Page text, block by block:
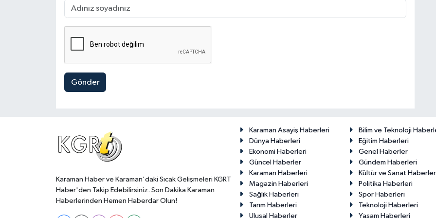
Gönder
Karaman Haber ve Karaman'daki Sıcak Gelişmeleri KGRT
Haber'den Takip Edebilirsiniz. Son Dakika Karaman
Haberlerinden Hemen Haberdar Olun!
Karaman Asayiş Haberleri
Bilim ve Teknoloji
Dünya Haberleri
Eğitim Haberleri
Ekonomi Haberleri
Genel Haberler
Güncel Haberler
Gündem Haberleri
Karaman Haberleri
Kültür ve Sanat
Magazin Haberleri
Politika Haberleri
Sağlık Haberleri
Spor Haberleri
Tarım Haberleri
Teknoloji Haberleri
Ulusal Haberler
Yaşam Haberleri